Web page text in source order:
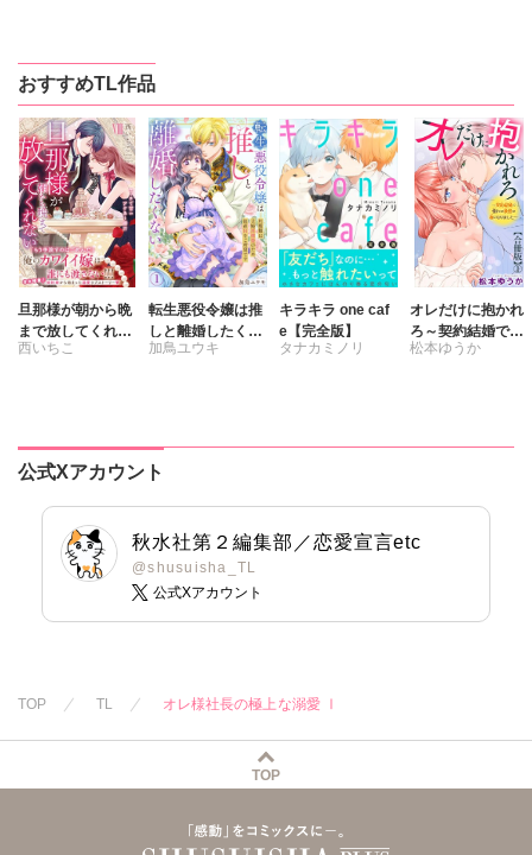
おすすめTL作品
旦那様が朝から晩
まで放してくれな
いⅧ エッチで甘い
西いちこ
転生悪役令嬢は推
しと離婚したくな
い 旦那様は夫婦
加鳥ユウキ
キラキラ one caf
e【完全版】
タナカミノリ
オレだけに抱かれ
ろ～契約結婚で憧
れの教授の妻にな
松本ゆうか
公式Xアカウント
秋水社第２編集部／恋愛宣言etc
@shusuisha_TL
公式Xアカウント
TOP TL オレ様社長の極上な溺愛 Ⅰ
TOP